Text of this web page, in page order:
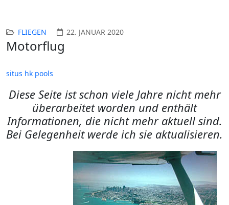
FLIEGEN 22. JANUAR 2020
Motorflug
situs hk pools
Diese Seite ist schon viele Jahre nicht mehr
überarbeitet worden und enthält
Informationen, die nicht mehr aktuell sind.
Bei Gelegenheit werde ich sie aktualisieren.